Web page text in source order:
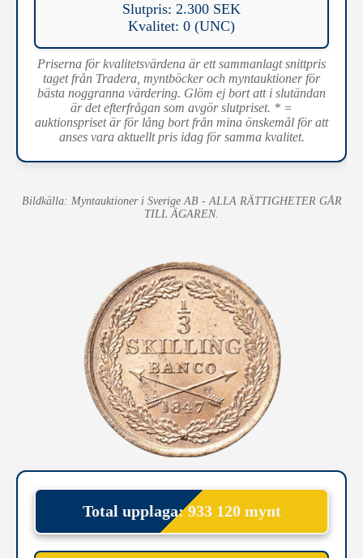
Slutpris: 2.300 SEK
Kvalitet: 0 (UNC)
Priserna för kvalitetsvärdena är ett sammanlagt snittpris
taget från Tradera, myntböcker och myntauktioner för
bästa noggranna värdering. Glöm ej bort att i slutändan
är det efterfrågan som avgör slutpriset. * =
auktionspriset är för lång bort från mina önskemål för att
anses vara aktuellt pris idag för samma kvalitet.
Bildkälla: Myntauktioner i Sverige AB - ALLA RÄTTIGHETER GÅR
TILL ÄGAREN.
Total upplaga: 933 120 mynt